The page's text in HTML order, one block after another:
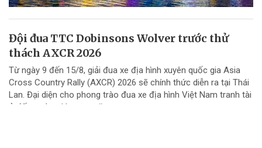
Đội đua TTC Dobinsons Wolver trước thử
thách AXCR 2026
Từ ngày 9 đến 15/8, giải đua xe địa hình xuyên quốc gia Asia
Cross Country Rally (AXCR) 2026 sẽ chính thức diễn ra tại Thái
Lan. Đại diện cho phong trào đua xe địa hình Việt Nam tranh tài
ở đấu trường khu vực năm...